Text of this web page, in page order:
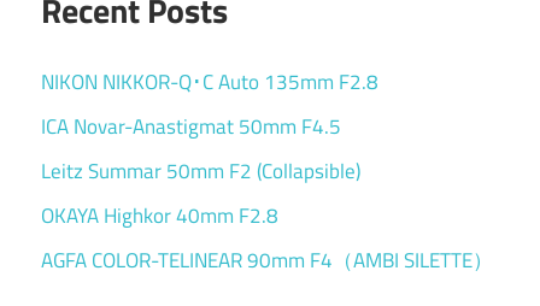
NIKON NIKKOR-Q･C Auto 135mm F2.8
ICA Novar-Anastigmat 50mm F4.5
Leitz Summar 50mm F2 (Collapsible)
OKAYA Highkor 40mm F2.8
AGFA COLOR-TELINEAR 90mm F4（AMBI SILETTE）